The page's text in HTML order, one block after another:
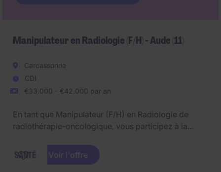
Manipulateur en Radiologie (F/H) - Aude (11)
Carcassonne
CDI
€33.000 - €42.000 par an
En tant que Manipulateur (F/H) en Radiologie de
radiothérapie-oncologique, vous participez à la
exécution sous la responsabilité des médecins
radiothérapeutes.
Voir l'offre